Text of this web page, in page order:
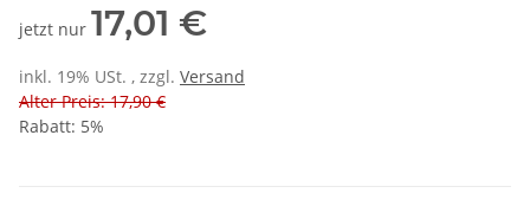
jetzt nur 17,01 €
inkl. 19% USt. , zzgl. Versand
Alter Preis: 17,90 €
Rabatt: 5%